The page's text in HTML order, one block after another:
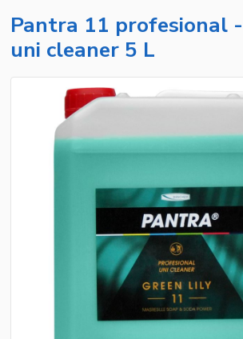
Pantra 11 profesional
uni cleaner 5 L